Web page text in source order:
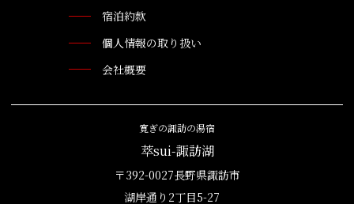
宿泊約款
個人情報の取り扱い
会社概要
寛ぎの諏訪の湯宿
萃sui-諏訪湖
〒392-0027長野県諏訪市
湖岸通り2丁目5-27